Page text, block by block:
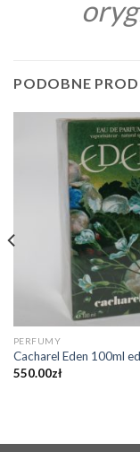
PODOBNE
PERFUMY
Cacharel Eden 100ml
550.00zł